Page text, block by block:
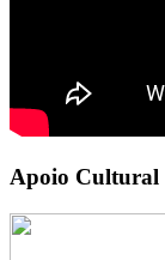
Apoio Cultural